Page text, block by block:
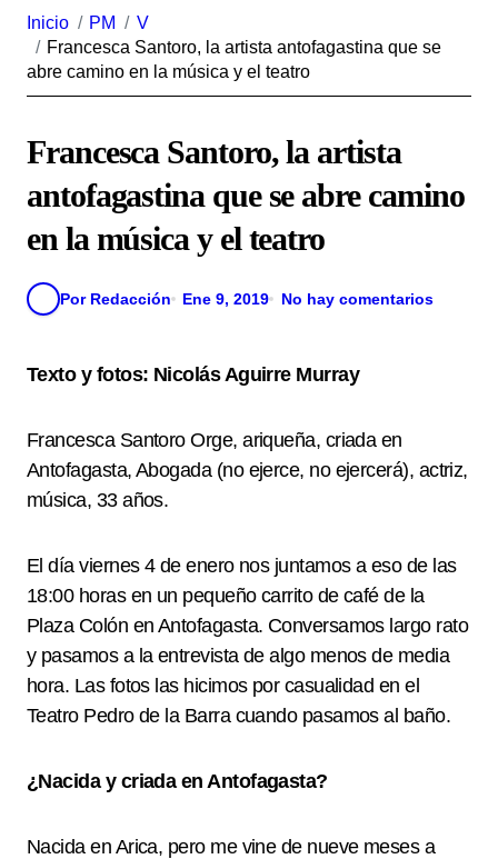
Inicio PM
V
Francesca Santoro, la artista antofagastina que se
abre camino en la música y el teatro
Francesca Santoro, la artista
antofagastina que se abre camino
en la música y el teatro
Por Redacción Ene 9, 2019 No hay comentarios
Texto y fotos: Nicolás Aguirre Murray
Francesca Santoro Orge, ariqueña, criada en
Antofagasta, Abogada (no ejerce, no ejercerá), actriz,
música, 33 años.
El día viernes 4 de enero nos juntamos a eso de las
18:00 horas en un pequeño carrito de café de la
Plaza Colón en Antofagasta. Conversamos largo rato
y pasamos a la entrevista de algo menos de media
hora. Las fotos las hicimos por casualidad en el
Teatro Pedro de la Barra cuando pasamos al baño.
¿Nacida y criada en Antofagasta?
Nacida en Arica, pero me vine de nueve meses a